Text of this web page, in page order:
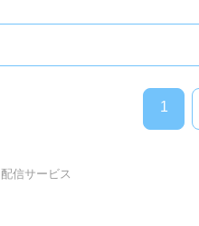
1
配信サービス